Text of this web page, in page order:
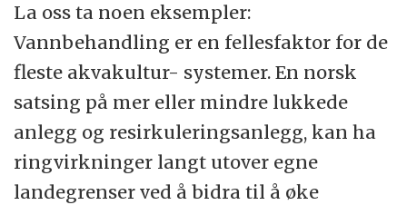
La oss ta noen eksempler:
Vannbehandling er en fellesfaktor for de
fleste akvakultur- systemer. En norsk
satsing på mer eller mindre lukkede
anlegg og resirkuleringsanlegg, kan ha
ringvirkninger langt utover egne
landegrenser ved å bidra til å øke